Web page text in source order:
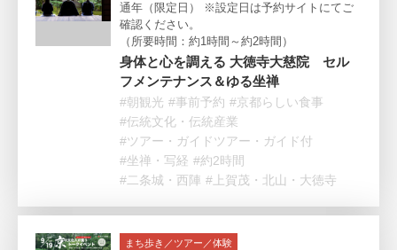
通年（限定日） ※設定日は予約サイトにてご
確認ください。
（所要時間：約1時間～約2時間）
身体と心を調える 大徳寺大慈院 セル
フメンテナンス＆ゆる坐禅
#朝観光 #事前予約 #京都らしい食事
#伝統文化・伝統産業
#ツアー・ガイドツアー・ガイド付
#坐禅・写経 #約2時間
#二条城・西陣 #上賀茂・北山・大徳寺
まち歩き／ツアー／体験